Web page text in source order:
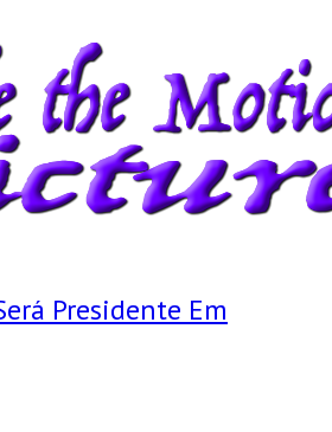
Presidente Em